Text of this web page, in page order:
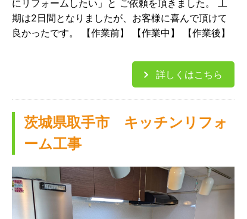
にリフォームしたい」と ご依頼を頂きました。 工
期は2日間となりましたが、お客様に喜んで頂けて
良かったです。 【作業前】 【作業中】 【作業後】
詳しくはこちら
茨城県取手市 キッチンリフォ
ーム工事